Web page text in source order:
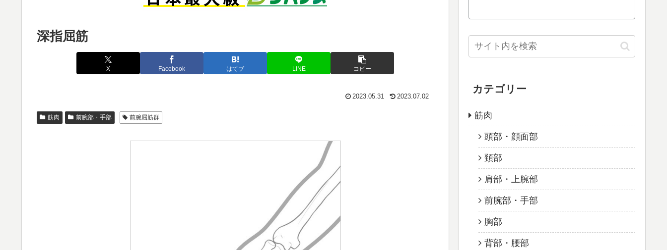
深指屈筋
X Facebook はてブ LINE コピー
2023.05.31 2023.07.02
筋肉 前腕部・手部 前腕屈筋群
カテゴリー
筋肉
頭部・顔面部
頚部
肩部・上腕部
前腕部・手部
胸部
背部・腰部